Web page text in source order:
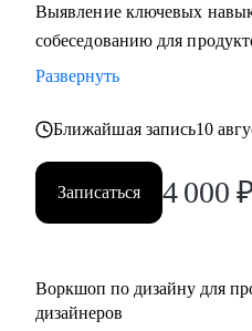
Выявление ключевых
собеседованию для
Развернуть
Ближайшая запись10
Записаться 4 000
Воркшоп по дизайну для
дизайнеров